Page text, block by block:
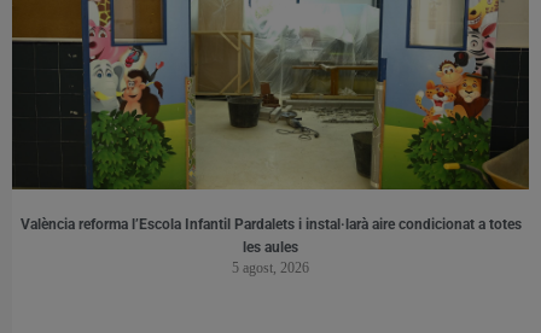
València reforma l’Escola Infantil Pardalets i instal·larà aire condicionat a totes
les aules
5 agost, 2026